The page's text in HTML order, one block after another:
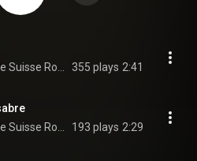
355 plays 2:41
193 plays 2:29